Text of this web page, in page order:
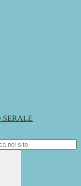
SERALE